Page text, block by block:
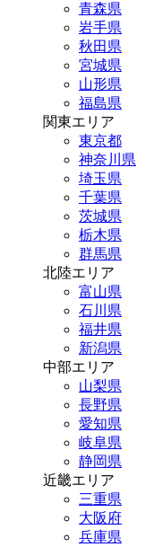
青森県
岩手県
秋田県
宮城県
山形県
福島県
関東エリア
東京都
神奈川県
埼玉県
千葉県
茨城県
栃木県
群馬県
北陸エリア
富山県
石川県
福井県
新潟県
中部エリア
山梨県
長野県
愛知県
岐阜県
静岡県
近畿エリア
三重県
大阪府
兵庫県